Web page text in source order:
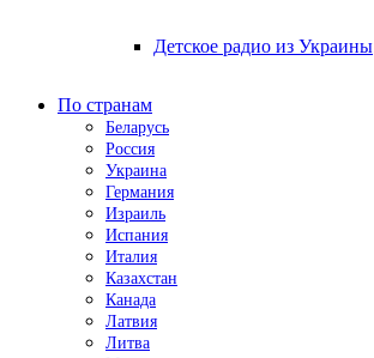
Детское радио из Украины
По странам
Беларусь
Россия
Украина
Германия
Израиль
Испания
Италия
Казахстан
Канада
Латвия
Литва